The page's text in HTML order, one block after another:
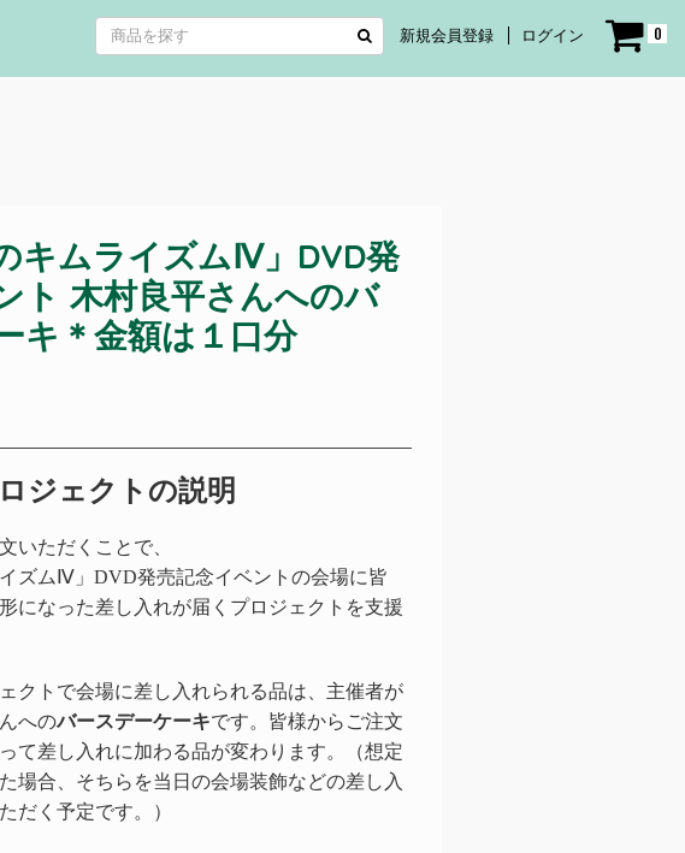
新規会員登録 ログイン 0
キムライズムⅣ」DVD発
ト 木村良平さんへのバ
キ＊金額は１口分
ジェクトの説明
いただくことで、
イズムⅣ」DVD発売記念イベントの会場に皆
になった差し入れが届くプロジェクトを支援
クトで会場に差し入れられる品は、主催者が
へのバースデーケーキです。皆様からご注文
て差し入れに加わる品が変わります。（想定
場合、そちらを当日の会場装飾などの差し入
だく予定です。）